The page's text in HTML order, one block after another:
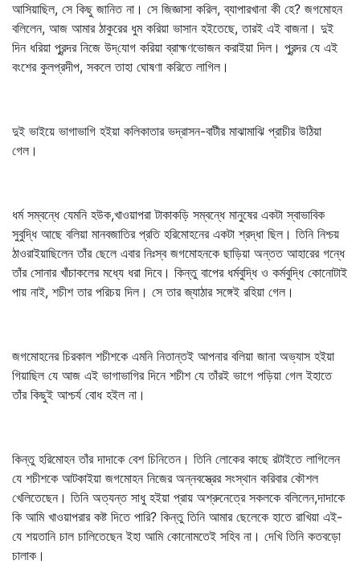
আসিয়াছিল, সে কিছু জানিত না। সে জিজ্ঞাসা করিল, ব্যাপারখানা কী হে? জগমোহন
বলিলেন, আজ আমার ঠাকুরের ধুম করিয়া ভাসান হইতেছে, তারই এই বাজনা। দুই
দিন ধরিয়া পুরন্দর নিজে উদ্‌যোগ করিয়া ব্রাহ্মণভোজন করাইয়া দিল। পুরন্দর যে এই
বংশের কুলপ্রদীপ, সকলে তাহা ঘোষণা করিতে লাগিল।
দুই ভাইয়ে ভাগাভাগি হইয়া কলিকাতার ভদ্রাসন-বাটীর মাঝামাঝি প্রাচীর উঠিয়া
গেল।
ধর্ম সম্বন্ধে যেমনি হউক,খাওয়াপরা টাকাকড়ি সম্বন্ধে মানুষের একটা স্বাভাবিক
সুবুদ্ধি আছে বলিয়া মানবজাতির প্রতি হরিমোহনের একটা শ্রদ্ধা ছিল। তিনি নিশ্চয়
ঠাওরাইয়াছিলেন তাঁর ছেলে এবার নিঃস্ব জগমোহনকে ছাড়িয়া অন্তত আহারের গন্ধে
তাঁর সোনার খাঁচাকলের মধ্যে ধরা দিবে। কিন্তু বাপের ধর্মবুদ্ধি ও কর্মবুদ্ধি কোনোটাই
পায় নাই, শচীশ তার পরিচয় দিল। সে তার জ্যাঠার সঙ্গেই রহিয়া গেল।
জগমোহনের চিরকাল শচীশকে এমনি নিতান্তই আপনার বলিয়া জানা অভ্যাস হইয়া
গিয়াছিল যে আজ এই ভাগাভাগির দিনে শচীশ যে তাঁরই ভাগে পড়িয়া গেল ইহাতে
তাঁর কিছুই আশ্চর্য বোধ হইল না।
কিন্তু হরিমোহন তাঁর দাদাকে বেশ চিনিতেন। তিনি লোকের কাছে রটাইতে লাগিলেন
যে শচীশকে আটকাইয়া জগমোহন নিজের অন্নবস্ত্রের সংস্থান করিবার কৌশল
খেলিতেছেন। তিনি অত্যন্ত সাধু হইয়া প্রায় অশ্রুনেত্রে সকলকে বলিলেন,দাদাকে
কি আমি খাওয়াপরার কষ্ট দিতে পারি? কিন্তু তিনি আমার ছেলেকে হাতে রাখিয়া এই-
যে শয়তানি চাল চালিতেছেন ইহা আমি কোনোমতেই সহিব না। দেখি তিনি কতবড়ো
চালাক।